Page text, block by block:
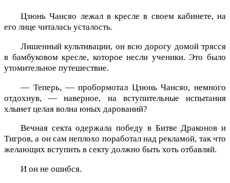
Цзюнь Чансяо лежал в кресле в своем кабинете, на
его лице читалась усталость.
Лишенный культивации, он всю дорогу домой трясся
в бамбуковом кресле, которое несли ученики. Это было
утомительное путешествие.
— Теперь, — пробормотал Цзюнь Чансяо, немного
отдохнув, — наверное, на вступительные испытания
хлынет целая волна юных дарований?
Вечная секта одержала победу в Битве Драконов и
Тигров, а он сам неплохо поработал над рекламой, так что
желающих вступить в секту должно быть хоть отбавляй.
И он не ошибся.